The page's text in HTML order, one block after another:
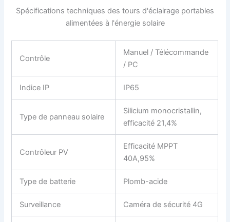
Spécifications techniques des tours d'éclairage portables
alimentées à l'énergie solaire
Contrôle
Manuel / Télécommande
/ PC
Indice IP IP65
Type de panneau solaire
Silicium monocristallin,
efficacité 21,4%
Contrôleur PV
Efficacité MPPT
40A,95%
Type de batterie Plomb-acide
Surveillance Caméra de sécurité 4G